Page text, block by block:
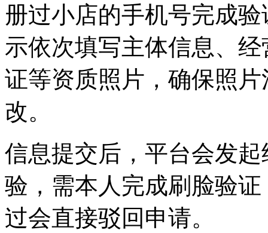
册过小店的手机号完成
示依次填写主体信息、
证等资质照片，确保照
改。
信息提交后，平台会发
验，需本人完成刷脸验
过会直接驳回申请。